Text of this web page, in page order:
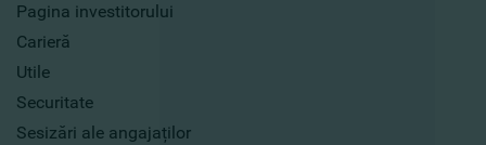
Pagina investitorului
Carieră
Utile
Securitate
Sesizări ale angajaților